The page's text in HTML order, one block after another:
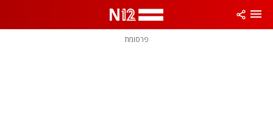
פרסומת